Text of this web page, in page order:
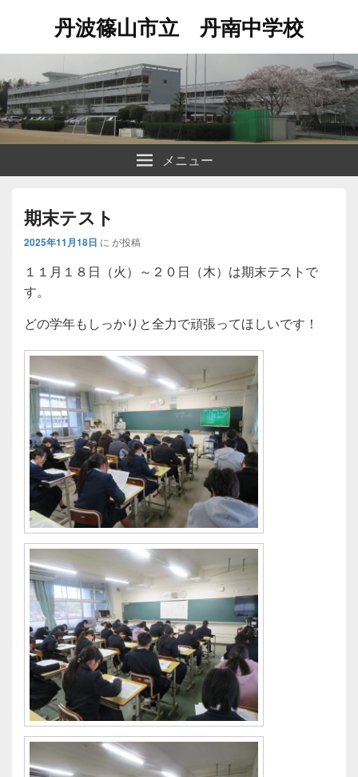
丹波篠山市立 丹南中学校
メニュー
期末テスト
2025年11月18日 に が投稿
１１月１８日（火）～２０日（木）は期末テストで
す。
どの学年もしっかりと全力で頑張ってほしいです！